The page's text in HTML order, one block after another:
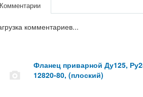
комментариев...
Фланец приварной Ду125,
12820-80, (плоский)